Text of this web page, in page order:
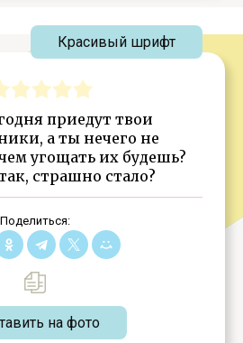
приедут твои
а ты нечего не
угощать их будешь?
страшно стало?
Поделиться:
на фото
Красивый шрифт